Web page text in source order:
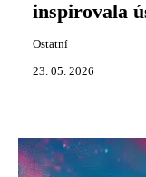
inspirovala
Ostatní
23. 05. 2026